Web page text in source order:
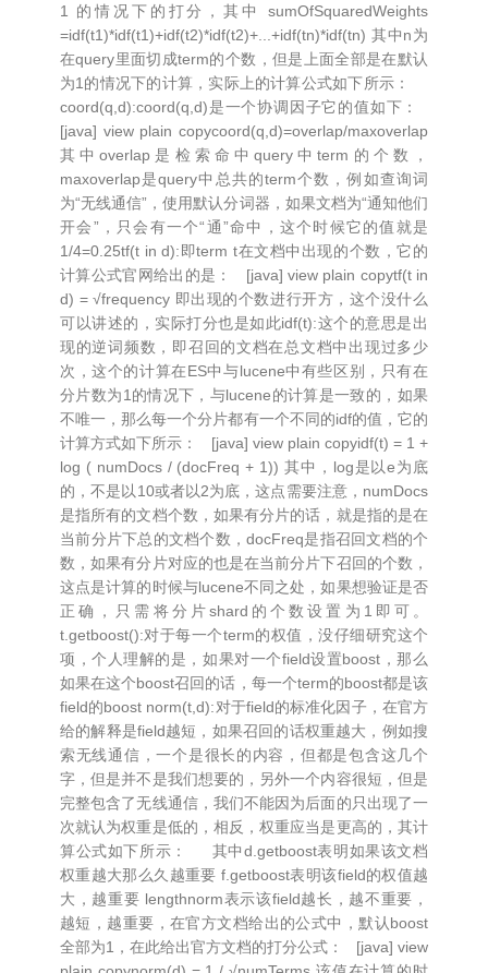
1 的情况下的打分，其中 sumOfSquaredWeights
=idf(t1)*idf(t1)+idf(t2)*idf(t2)+...+idf(tn)*idf(tn) 其中n为
在query里面切成term的个数，但是上面全部是在默认
为1的情况下的计算，实际上的计算公式如下所示：
coord(q,d):coord(q,d)是一个协调因子它的值如下：
[java] view plain copycoord(q,d)=overlap/maxoverlap
其中overlap是检索命中query中term的个数，
maxoverlap是query中总共的term个数，例如查询词
为“无线通信”，使用默认分词器，如果文档为“通知他们
开会”，只会有一个“通”命中，这个时候它的值就是
1/4=0.25tf(t in d):即term t在文档中出现的个数，它的
计算公式官网给出的是： [java] view plain copytf(t in
d) = √frequency 即出现的个数进行开方，这个没什么
可以讲述的，实际打分也是如此idf(t):这个的意思是出
现的逆词频数，即召回的文档在总文档中出现过多少
次，这个的计算在ES中与lucene中有些区别，只有在
分片数为1的情况下，与lucene的计算是一致的，如果
不唯一，那么每一个分片都有一个不同的idf的值，它的
计算方式如下所示： [java] view plain copyidf(t) = 1 +
log ( numDocs / (docFreq + 1)) 其中，log是以e为底
的，不是以10或者以2为底，这点需要注意，numDocs
是指所有的文档个数，如果有分片的话，就是指的是在
当前分片下总的文档个数，docFreq是指召回文档的个
数，如果有分片对应的也是在当前分片下召回的个数，
这点是计算的时候与lucene不同之处，如果想验证是否
正确，只需将分片shard的个数设置为1即可。
t.getboost():对于每一个term的权值，没仔细研究这个
项，个人理解的是，如果对一个field设置boost，那么
如果在这个boost召回的话，每一个term的boost都是该
field的boost norm(t,d):对于field的标准化因子，在官方
给的解释是field越短，如果召回的话权重越大，例如搜
索无线通信，一个是很长的内容，但都是包含这几个
字，但是并不是我们想要的，另外一个内容很短，但是
完整包含了无线通信，我们不能因为后面的只出现了一
次就认为权重是低的，相反，权重应当是更高的，其计
算公式如下所示： 其中d.getboost表明如果该文档
权重越大那么久越重要 f.getboost表明该field的权值越
大，越重要 lengthnorm表示该field越长，越不重要，
越短，越重要，在官方文档给出的公式中，默认boost
全部为1，在此给出官方文档的打分公式： [java] view